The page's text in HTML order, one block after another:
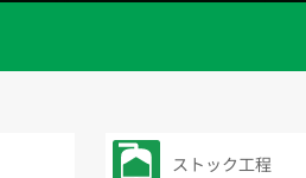
ストック工程